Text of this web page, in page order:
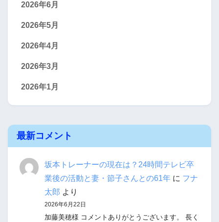
2026年6月
2026年5月
2026年4月
2026年3月
2026年1月
最新コメント
坂本トレーナーの現在は？24時間テレビ卒
業後の活動と妻・節子さんとの61年に フナ
太郎 より
2026年6月22日
加藤美穂様 コメントありがとうございます。 長く